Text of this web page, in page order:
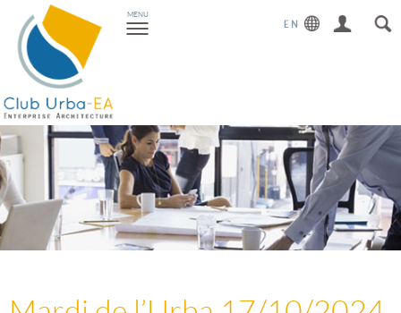
Toggle
navigation
MENU